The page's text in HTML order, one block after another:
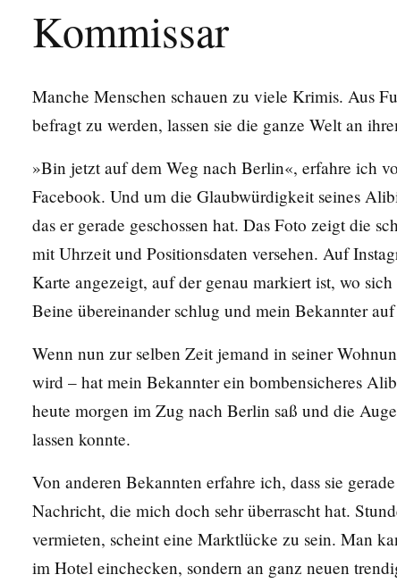
Kommissar
Manche Menschen schauen zu viele Krimis. Aus
befragt zu werden, lassen sie die ganze Welt an
»Bin jetzt auf dem Weg nach Berlin«, erfahre ich
Facebook. Und um die Glaubwürdigkeit seines
das er gerade geschossen hat. Das Foto zeigt die
mit Uhrzeit und Positionsdaten versehen. Auf
Karte angezeigt, auf der genau markiert ist, wo
Beine übereinander schlug und mein Bekannter
Wenn nun zur selben Zeit jemand in seiner
wird – hat mein Bekannter ein bombensicheres
heute morgen im Zug nach Berlin saß und die
lassen konnte.
Von anderen Bekannten erfahre ich, dass sie
Nachricht, die mich doch sehr überrascht hat.
vermieten, scheint eine Marktlücke zu sein. Man
im Hotel einchecken, sondern an ganz neuen